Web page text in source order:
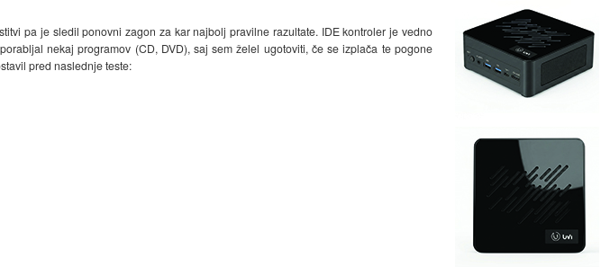
pa je sledil ponovni zagon za kar najbolj pravilne razultate. IDE kontroler je vedno
nekaj programov (CD, DVD), saj sem želel ugotoviti, če se izplača te pogone
pred naslednje teste: